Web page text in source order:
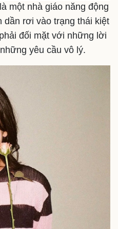
Quân sự - Quốc phòng
Vũ khí
Việt Nam
Phân tích
một nhà giáo năng động
dần rơi vào trạng thái kiệt
đối mặt với những lời
yêu cầu vô lý.